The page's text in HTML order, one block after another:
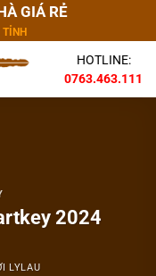
GIÁ RẺ
HOTLINE:
0763.463.111
2024
LYLAU